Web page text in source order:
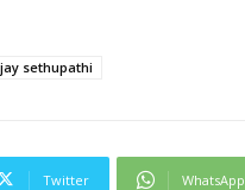
sethupathi
Twitter WhatsApp